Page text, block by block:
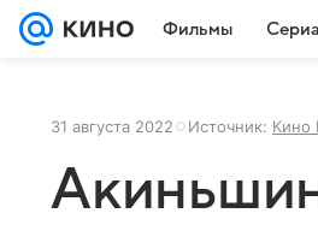
Фильмы
31 августа 2022 Источник: Кино